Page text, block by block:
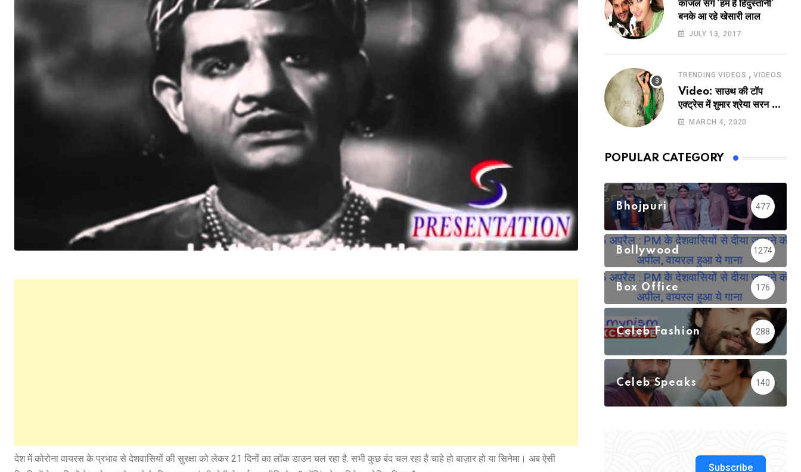
देश में कोरोना वायरस के प्रभाव से देशवासियों की सुरक्षा को लेकर 21 दिनों का लॉक डाउन चल रहा है. सभी कुछ बंद चल रहा है चाहे हो बाज़ार हो या सिनेमा। अब ऐसी
काजल संग ‘हम हैं हिंदुस्तानी’
बनके आ रहे खेसारी लाल
JULY 13, 2017
TRENDING VIDEOS , VIDEOS
Video: साउथ की टॉप
एक्ट्रेस में शुमार श्रेया सरन का
सेक्सी लिपलॉक
MARCH 4, 2020
POPULAR CATEGORY
Bhojpuri 477
Bollywood 1274
Box Office 176
Celeb Fashion 288
Celeb Speaks 140
Subscribe